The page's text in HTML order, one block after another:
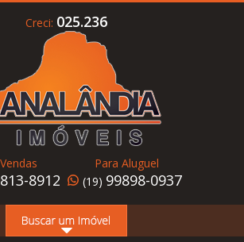
Creci: 025.236
8912
Para Aluguel
(19) 99898-0937